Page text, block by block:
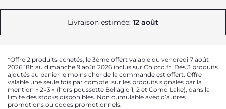
Livraison estimée: 12 août
*Offre 2 produits achetés, le 3ème offert valable du vendredi 7 août
2026 18h au dimanche 9 août 2026 inclus sur Chicco.fr. Dès 3 produits
ajoutés au panier le moins cher de la commande est offert. Offre
valable une seule fois par compte, sur les produits signalés par la
mention « 2=3 » (hors poussette Bellagio 1, 2 et Como Lake), dans la
limite des stocks disponibles. Non cumulable avec d’autres
promotions ou codes promotionnels.